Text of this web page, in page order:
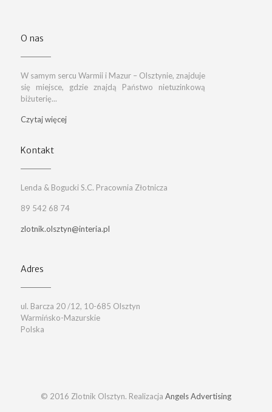
O nas
W samym sercu Warmii i Mazur – Olsztynie, znajduje
się miejsce, gdzie znajdą Państwo nietuzinkową
biżuterię...
Czytaj więcej
Kontakt
Lenda & Bogucki S.C. Pracownia Złotnicza
89 542 68 74
zlotnik.olsztyn@interia.pl
Adres
ul. Barcza 20 /12, 10-685 Olsztyn
Warmińsko-Mazurskie
Polska
© 2016 Zlotnik Olsztyn. Realizacja Angels Advertising